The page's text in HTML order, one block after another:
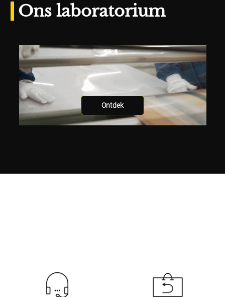
Ons laboratorium
Ontdek